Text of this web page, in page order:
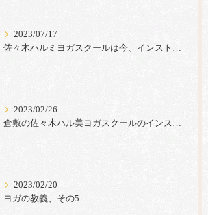
2023/07/17
佐々木ハルミヨガスクールは今、インストラクター養成コース生の募集キャンペーンを実施中です。
2023/02/26
倉敷の佐々木ハル美ヨガスクールのインストラクター養成コースでは心のヨガ＝ラジャヨガを指導しています。
2023/02/20
ヨガの教義、その5